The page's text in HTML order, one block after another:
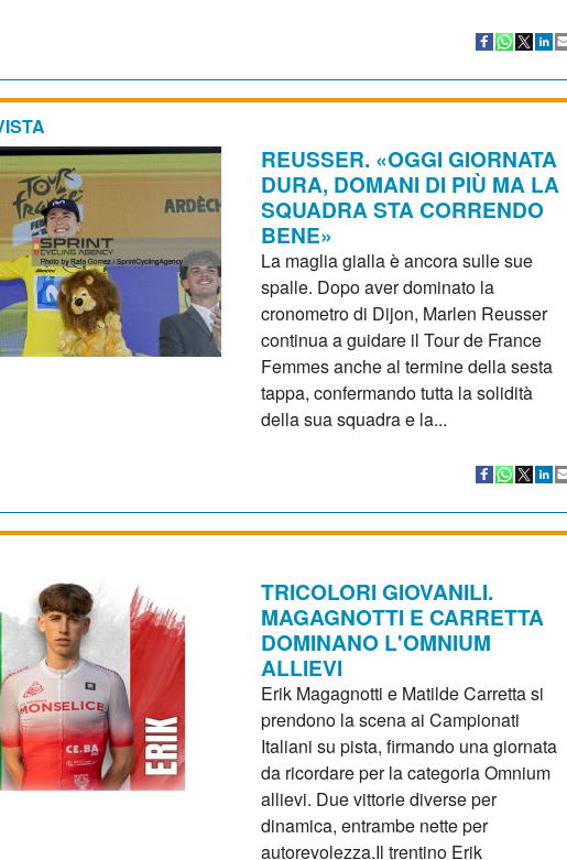
REUSSER. «OGGI GIORNATA
DURA, DOMANI DI PIÙ MA LA
SQUADRA STA CORRENDO
BENE»
La maglia gialla è ancora sulle sue
spalle. Dopo aver dominato la
cronometro di Dijon, Marlen Reusser
continua a guidare il Tour de France
Femmes anche al termine della sesta
tappa, confermando tutta la solidità
della sua squadra e la...
TRICOLORI GIOVANILI.
MAGAGNOTTI E CARRETTA
DOMINANO L'OMNIUM
ALLIEVI
Erik Magagnotti e Matilde Carretta si
prendono la scena ai Campionati
Italiani su pista, firmando una giornata
da ricordare per la categoria Omnium
allievi. Due vittorie diverse per
dinamica, entrambe nette per
autorevolezza.Il trentino Erik